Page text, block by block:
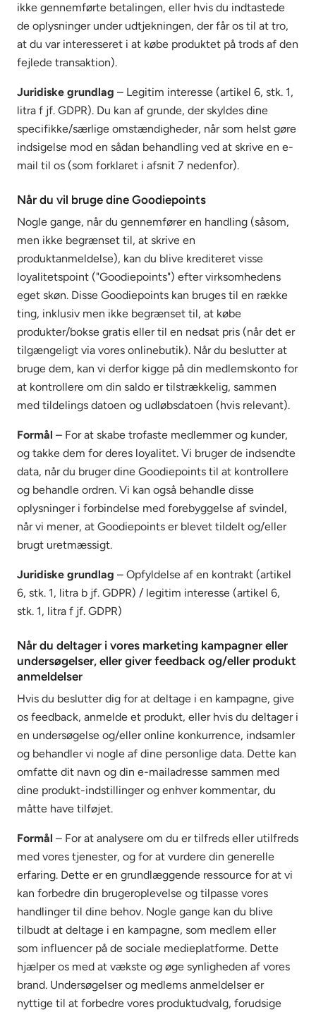
ikke gennemførte betalingen, eller hvis du indtastede
de oplysninger under udtjekningen, der får os til at tro,
at du var interesseret i at købe produktet på trods af den
fejlede transaktion).
Juridiske grundlag – Legitim interesse (artikel 6, stk. 1,
litra f jf. GDPR). Du kan af grunde, der skyldes dine
specifikke/særlige omstændigheder, når som helst gøre
indsigelse mod en sådan behandling ved at skrive en e-
mail til os (som forklaret i afsnit 7 nedenfor).
Når du vil bruge dine Goodiepoints
Nogle gange, når du gennemfører en handling (såsom,
men ikke begrænset til, at skrive en
produktanmeldelse), kan du blive krediteret visse
loyalitetspoint ("Goodiepoints") efter virksomhedens
eget skøn. Disse Goodiepoints kan bruges til en række
ting, inklusiv men ikke begrænset til, at købe
produkter/bokse gratis eller til en nedsat pris (når det er
tilgængeligt via vores onlinebutik). Når du beslutter at
bruge dem, kan vi derfor kigge på din medlemskonto for
at kontrollere om din saldo er tilstrækkelig, sammen
med tildelings datoen og udløbsdatoen (hvis relevant).
Formål – For at skabe trofaste medlemmer og kunder,
og takke dem for deres loyalitet. Vi bruger de indsendte
data, når du bruger dine Goodiepoints til at kontrollere
og behandle ordren. Vi kan også behandle disse
oplysninger i forbindelse med forebyggelse af svindel,
når vi mener, at Goodiepoints er blevet tildelt og/eller
brugt uretmæssigt.
Juridiske grundlag – Opfyldelse af en kontrakt (artikel
6, stk. 1, litra b jf. GDPR) / legitim interesse (artikel 6,
stk. 1, litra f jf. GDPR)
Når du deltager i vores marketing kampagner eller
undersøgelser, eller giver feedback og/eller produkt
anmeldelser
Hvis du beslutter dig for at deltage i en kampagne, give
os feedback, anmelde et produkt, eller hvis du deltager i
en undersøgelse og/eller online konkurrence, indsamler
og behandler vi nogle af dine personlige data. Dette kan
omfatte dit navn og din e-mailadresse sammen med
dine produkt-indstillinger og enhver kommentar, du
måtte have tilføjet.
Formål – For at analysere om du er tilfreds eller utilfreds
med vores tjenester, og for at vurdere din generelle
erfaring. Dette er en grundlæggende ressource for at vi
kan forbedre din brugeroplevelse og tilpasse vores
handlinger til dine behov. Nogle gange kan du blive
tilbudt at deltage i en kampagne, som medlem eller
som influencer på de sociale medieplatforme. Dette
hjælper os med at vækste og øge synligheden af vores
brand. Undersøgelser og medlems anmeldelser er
nyttige til at forbedre vores produktudvalg, forudsige